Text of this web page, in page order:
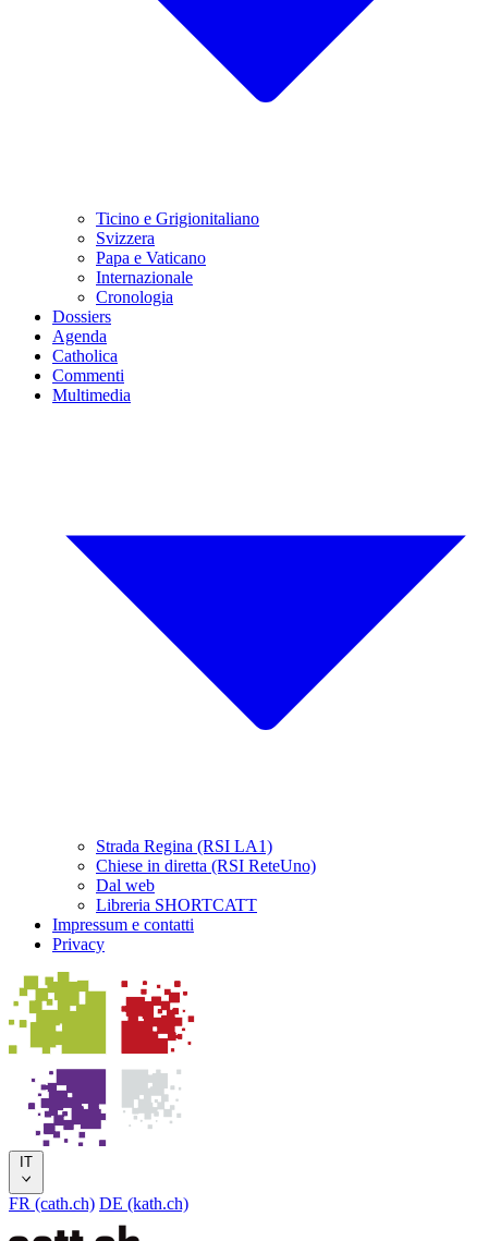
Ticino e Grigionitaliano
Svizzera
Papa e Vaticano
Internazionale
Cronologia
Dossiers
Agenda
Catholica
Commenti
Multimedia
Strada Regina (RSI LA1)
Chiese in diretta (RSI ReteUno)
Dal web
Libreria SHORTCATT
Impressum e contatti
Privacy
IT
FR (cath.ch) DE (kath.ch)